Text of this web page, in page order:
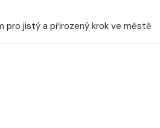
pro jistý a přirozený krok ve městě